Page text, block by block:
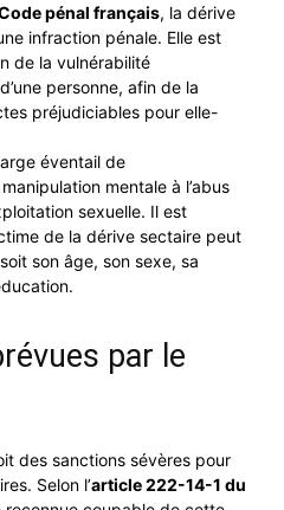
pénal français, la dérive
infraction pénale. Elle est
de la vulnérabilité
personne, afin de la
préjudiciables pour elle-
éventail de
mentale à l’abus
sexuelle. Il est
de la dérive sectaire peut
son âge, son sexe, sa
par le
des sanctions sévères pour
Selon l’article 222-14-1 du